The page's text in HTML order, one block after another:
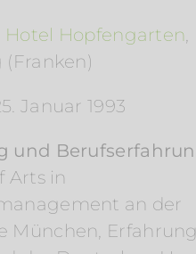
Hotel Hopfengarten
Januar 1993
und
Arts in
an der
München,